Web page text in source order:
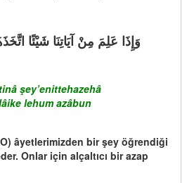
şey’enittehazehâ
lehum azâbun
âyetlerimizden bir şey öğrendiği
Onlar için alçaltıcı bir azap